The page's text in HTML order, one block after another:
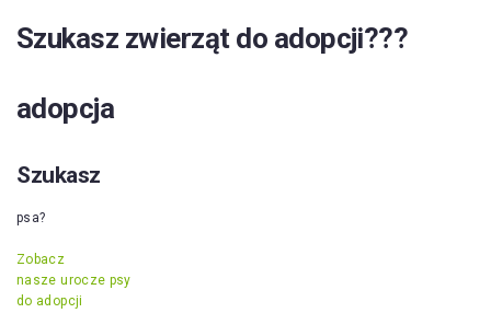
Szukasz zwierząt do adopcji???
adopcja
Szukasz
psa?
Zobacz
nasze urocze psy
do adopcji